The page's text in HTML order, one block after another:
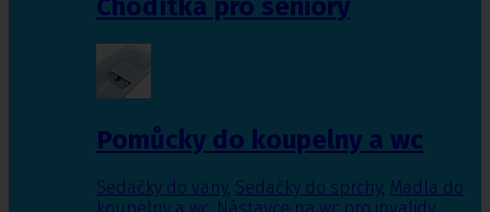
Chodítka pro seniory
Pomůcky do koupelny a wc
Sedačky do vany, Sedačky do sprchy, Madla do